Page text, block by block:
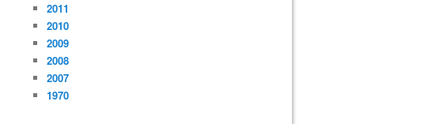
2011
2010
2009
2008
2007
1970